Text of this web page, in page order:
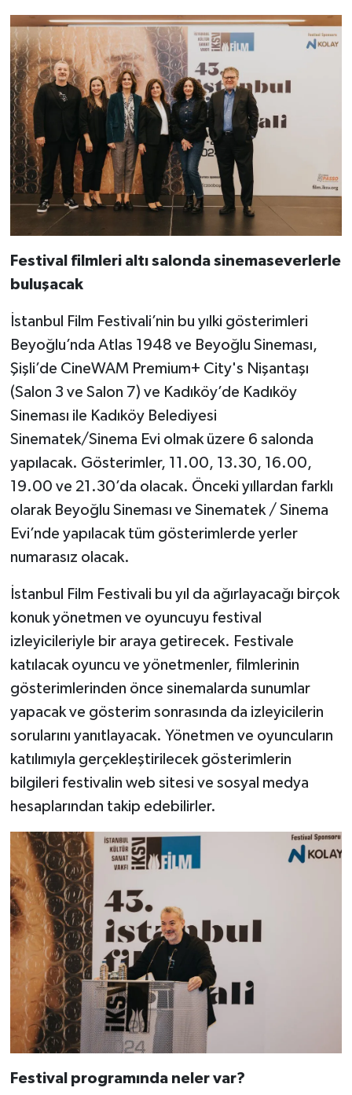
Festival filmleri altı salonda sinemaseverlerle
buluşacak
İstanbul Film Festivali’nin bu yılki gösterimleri
Beyoğlu’nda Atlas 1948 ve Beyoğlu Sineması,
Şişli’de CineWAM Premium+ City's Nişantaşı
(Salon 3 ve Salon 7) ve Kadıköy’de Kadıköy
Sineması ile Kadıköy Belediyesi
Sinematek/Sinema Evi olmak üzere 6 salonda
yapılacak. Gösterimler, 11.00, 13.30, 16.00,
19.00 ve 21.30’da olacak. Önceki yıllardan farklı
olarak Beyoğlu Sineması ve Sinematek / Sinema
Evi’nde yapılacak tüm gösterimlerde yerler
numarasız olacak.
İstanbul Film Festivali bu yıl da ağırlayacağı birçok
konuk yönetmen ve oyuncuyu festival
izleyicileriyle bir araya getirecek. Festivale
katılacak oyuncu ve yönetmenler, filmlerinin
gösterimlerinden önce sinemalarda sunumlar
yapacak ve gösterim sonrasında da izleyicilerin
sorularını yanıtlayacak. Yönetmen ve oyuncuların
katılımıyla gerçekleştirilecek gösterimlerin
bilgileri festivalin web sitesi ve sosyal medya
hesaplarından takip edebilirler.
Festival programında neler var?